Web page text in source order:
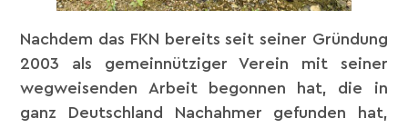
Nachdem das FKN bereits seit seiner Gründung
2003 als gemeinnütziger Verein mit seiner
wegweisenden Arbeit begonnen hat, die in
ganz Deutschland Nachahmer gefunden hat,